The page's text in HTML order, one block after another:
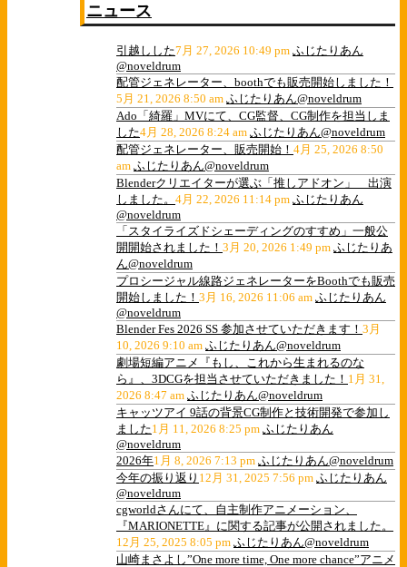
ニュース
引越しした7月 27, 2026 10:49 pm ふじたりあん
@noveldrum
配管ジェネレーター、boothでも販売開始しました！
5月 21, 2026 8:50 am ふじたりあん@noveldrum
Ado「綺羅」MVにて、CG監督、CG制作を担当しま
した4月 28, 2026 8:24 am ふじたりあん@noveldrum
配管ジェネレーター、販売開始！ 4月 25, 2026 8:50
am ふじたりあん@noveldrum
Blenderクリエイターが選ぶ「推しアドオン」 出演
しました。 4月 22, 2026 11:14 pm ふじたりあん
@noveldrum
「スタイライズドシェーディングのすすめ」一般公
開開始されました！ 3月 20, 2026 1:49 pm ふじたりあ
ん@noveldrum
プロシージャル線路ジェネレーターをBoothでも販売
開始しました！ 3月 16, 2026 11:06 am ふじたりあん
@noveldrum
Blender Fes 2026 SS 参加させていただきます！ 3月
10, 2026 9:10 am ふじたりあん@noveldrum
劇場短編アニメ『もし、これから生まれるのな
ら』、3DCGを担当させていただきました！ 1月 31,
2026 8:47 am ふじたりあん@noveldrum
キャッツアイ 9話の背景CG制作と技術開発で参加し
ました1月 11, 2026 8:25 pm ふじたりあん
@noveldrum
2026年1月 8, 2026 7:13 pm ふじたりあん@noveldrum
今年の振り返り 12月 31, 2025 7:56 pm ふじたりあん
@noveldrum
cgworldさんにて、自主制作アニメーション、
『MARIONETTE』に関する記事が公開されました。
12月 25, 2025 8:05 pm ふじたりあん@noveldrum
山崎まさよし”One more time, One more chance”アニメ